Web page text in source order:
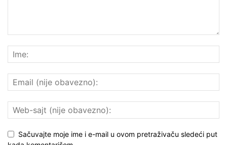
Sačuvajte moje ime i e-mail u ovom pretraživaču sledeći put